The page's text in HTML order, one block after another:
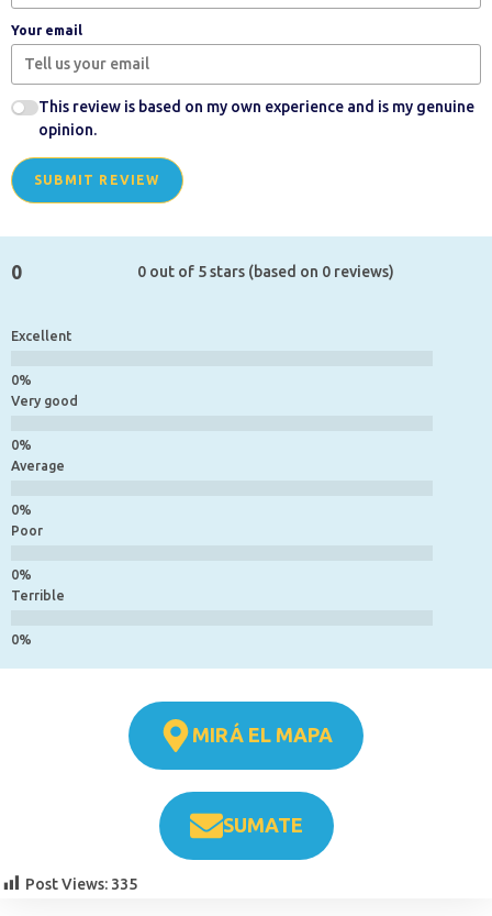
Your email
This review is based on my own experience and is my genuine
opinion.
SUBMIT REVIEW
0 0 out of 5 stars (based on 0 reviews)
Excellent
Very good
Average
Poor
Terrible
MIRÁ EL MAPA
SUMATE
Post Views: 335